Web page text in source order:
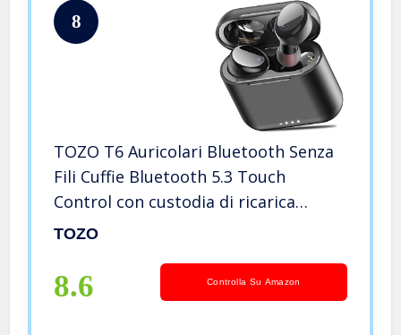
8
TOZO T6 Auricolari Bluetooth Senza
Fili Cuffie Bluetooth 5.3 Touch
Control con custodia di ricarica
suono di alta qualità, con bassi
TOZO
8.6 Controlla Su Amazon